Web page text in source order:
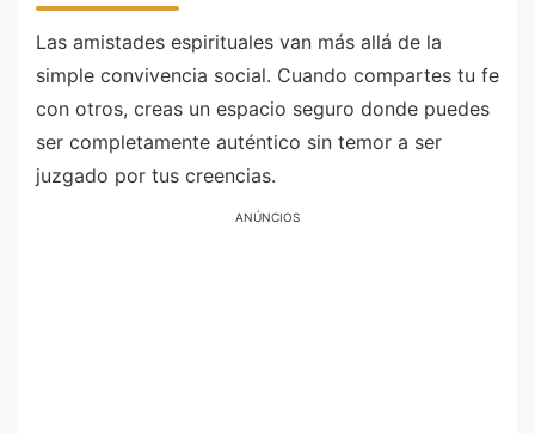
Las amistades espirituales van más allá de la
simple convivencia social. Cuando compartes tu fe
con otros, creas un espacio seguro donde puedes
ser completamente auténtico sin temor a ser
juzgado por tus creencias.
ANÚNCIOS